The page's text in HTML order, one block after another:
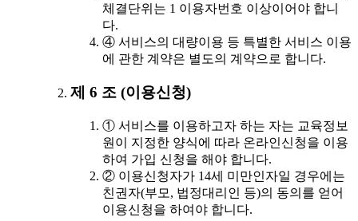
체결단위는 1 이용자번호 이상이어야 합니
다.
④ 서비스의 대량이용 등 특별한 서비스 이용
에 관한 계약은 별도의 계약으로 합니다.
제 6 조 (이용신청)
① 서비스를 이용하고자 하는 자는 교육정보
원이 지정한 양식에 따라 온라인신청을 이용
하여 가입 신청을 해야 합니다.
② 이용신청자가 14세 미만인자일 경우에는
친권자(부모, 법정대리인 등)의 동의를 얻어
이용신청을 하여야 합니다.